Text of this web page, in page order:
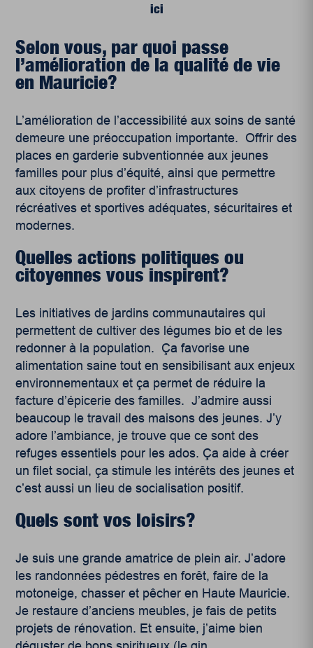
ici
Selon vous, par quoi passe
l’amélioration de la qualité de vie
en Mauricie?
L’amélioration de l’accessibilité aux soins de santé
demeure une préoccupation importante. Offrir des
places en garderie subventionnée aux jeunes
familles pour plus d’équité, ainsi que permettre
aux citoyens de profiter d’infrastructures
récréatives et sportives adéquates, sécuritaires et
modernes.
Quelles actions politiques ou
citoyennes vous inspirent?
Les initiatives de jardins communautaires qui
permettent de cultiver des légumes bio et de les
redonner à la population. Ça favorise une
alimentation saine tout en sensibilisant aux enjeux
environnementaux et ça permet de réduire la
facture d’épicerie des familles. J’admire aussi
beaucoup le travail des maisons des jeunes. J’y
adore l’ambiance, je trouve que ce sont des
refuges essentiels pour les ados. Ça aide à créer
un filet social, ça stimule les intérêts des jeunes et
c’est aussi un lieu de socialisation positif.
Quels sont vos loisirs?
Je suis une grande amatrice de plein air. J’adore
les randonnées pédestres en forêt, faire de la
motoneige, chasser et pêcher en Haute Mauricie.
Je restaure d’anciens meubles, je fais de petits
projets de rénovation. Et ensuite, j’aime bien